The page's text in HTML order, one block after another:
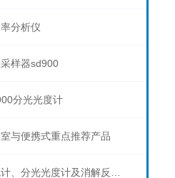
分析仪
样器sd900
分光光度计
与便携式重点推荐产品